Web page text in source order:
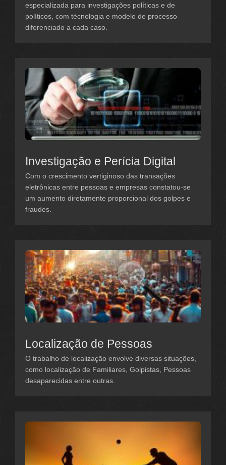
especializada para investigações políticas e de
políticos, com técnologia e modelo de processo
diferenciado a cada caso.
Investigação e Perícia Digital
Com o crescimento vertiginoso das transações
eletrônicas entre pessoas e empresas constatou-se
um aumento diretamente proporcional dos golpes e
fraudes.
Localização de Pessoas
O trabalho de localização envolve diversas situações,
como localização de Familiares, Golpistas, Pessoas
desaparecidas entre outras.